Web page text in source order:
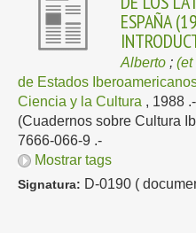
ESPAÑA
Alberto ; (et
de Estados
Ciencia y la Cultura , 1988
(Cuadernos sobre Cultura
7666-066-9 .-
Mostrar tags
Signatura: D-0190 (